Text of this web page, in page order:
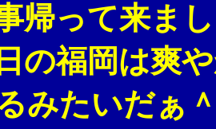
て来ました
岡は爽やか
みたいだぁ